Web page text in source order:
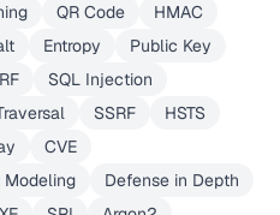
QR Code
HMAC
Entropy
Public Key
SQL Injection
SSRF
HSTS
CVE
Modeling
Defense in Depth